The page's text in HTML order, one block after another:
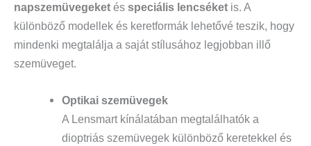
napszemüvegeket és speciális lencséket is. A
különböző modellek és keretformák lehetővé teszik, hogy
mindenki megtalálja a saját stílusához legjobban illő
szemüveget.
Optikai szemüvegek
A Lensmart kínálatában megtalálhatók a
dioptriás szemüvegek különböző keretekkel és